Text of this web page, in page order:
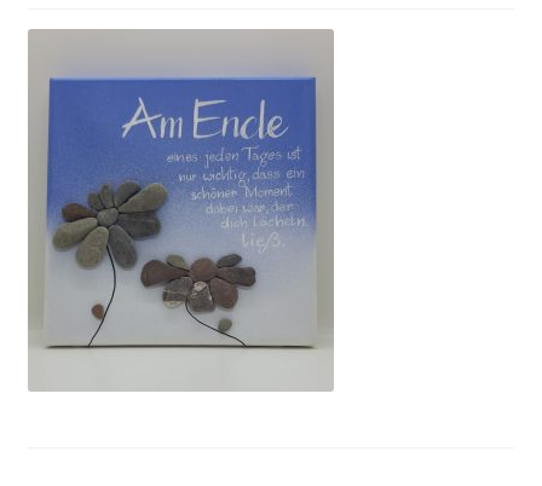
Gewerbe
SHOP
Kontakt/Anfahrt